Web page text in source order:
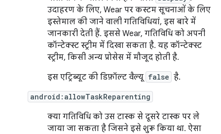
उदाहरण के लिए, Wear पर कस्टम सूचनाओं के लिए
इस्तेमाल की जाने वाली गतिविधियां, इस बारे में
जानकारी देती हैं. इससे Wear, गतिविधि को अपनी
कॉन्टेक्स्ट स्ट्रीम में दिखा सकता है. यह कॉन्टेक्स्ट
स्ट्रीम, किसी अन्य प्रोसेस में मौजूद होती है.
इस एट्रिब्यूट की डिफ़ॉल्ट वैल्यू false है.
android:allowTaskReparenting
क्या गतिविधि को उस टास्क से दूसरे टास्क पर ले
जाया जा सकता है जिसने इसे शुरू किया था. ऐसा